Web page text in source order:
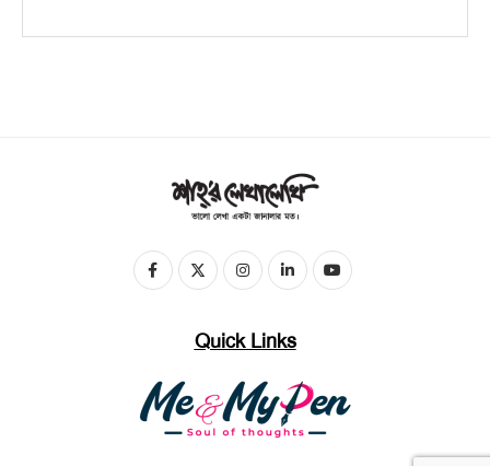
Quick Links